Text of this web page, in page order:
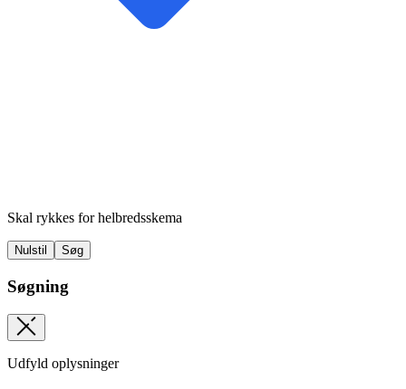
Skal rykkes for helbredsskema
Nulstil Søg
Søgning
Udfyld oplysninger